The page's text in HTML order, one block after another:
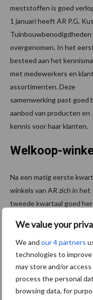
We value your
We and our 4 partners
technologies to
may store and/or
process the personal
browsing data, for
meststoffen is goed
1 januari heeft AR P.G.
Tuinbouwbenodigdheden
overgenomen. In het
besteed aan het
met medewerkers en
assortimenten. Deze
samenwerking past goed
aanbod van producten en
kennis voor haar klanten.
Welkoop-
Na een matig eerste
winkels van AR zich in het
tweede kwartaal goed
belangrijke factor hierin
veel vraag naar
seizoensproducten zoals
Verder is de
nieuwe winkelformule
van klanten. De